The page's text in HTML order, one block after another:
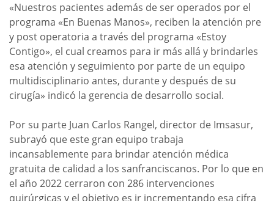
«Nuestros pacientes además de ser operados por el
programa «En Buenas Manos», reciben la atención pre
y post operatoria a través del programa «Estoy
Contigo», el cual creamos para ir más allá y brindarles
esa atención y seguimiento por parte de un equipo
multidisciplinario antes, durante y después de su
cirugía» indicó la gerencia de desarrollo social.
Por su parte Juan Carlos Rangel, director de Imsasur,
subrayó que este gran equipo trabaja
incansablemente para brindar atención médica
gratuita de calidad a los sanfranciscanos. Por lo que en
el año 2022 cerraron con 286 intervenciones
quirúrgicas y el objetivo es ir incrementando esa cifra